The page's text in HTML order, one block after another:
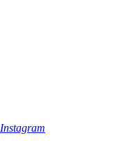
Instagram